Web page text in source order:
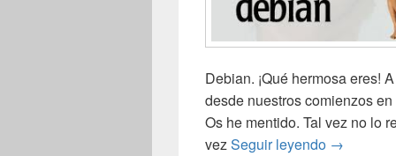
Debian. ¡Qué hermosa eres!
desde nuestros comienzos
Os he mentido. Tal vez no lo
vezSeguir leyendo →